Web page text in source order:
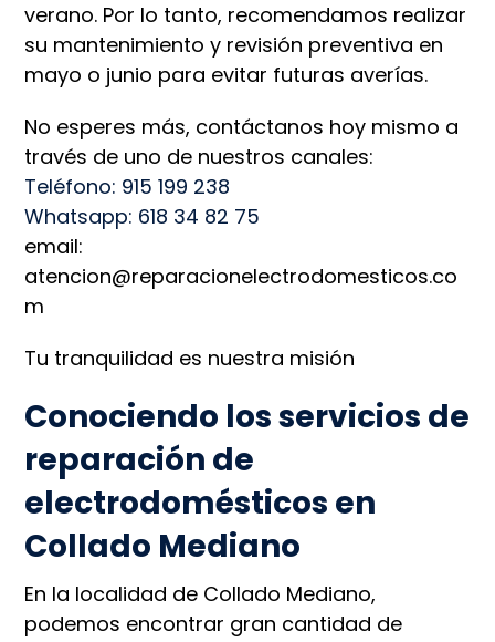
verano. Por lo tanto, recomendamos realizar
su mantenimiento y revisión preventiva en
mayo o junio para evitar futuras averías.
No esperes más, contáctanos hoy mismo a
través de uno de nuestros canales:
Teléfono: 915 199 238
Whatsapp: 618 34 82 75
email:
atencion@reparacionelectrodomesticos.co
m
Tu tranquilidad es nuestra misión
Conociendo los servicios de
reparación de
electrodomésticos en
Collado Mediano
En la localidad de Collado Mediano,
podemos encontrar gran cantidad de